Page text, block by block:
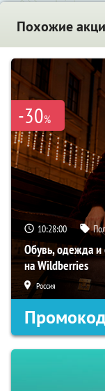
Похожие
-30%
10:27:59
Обувь, одежда и
на Wildberries
Россия